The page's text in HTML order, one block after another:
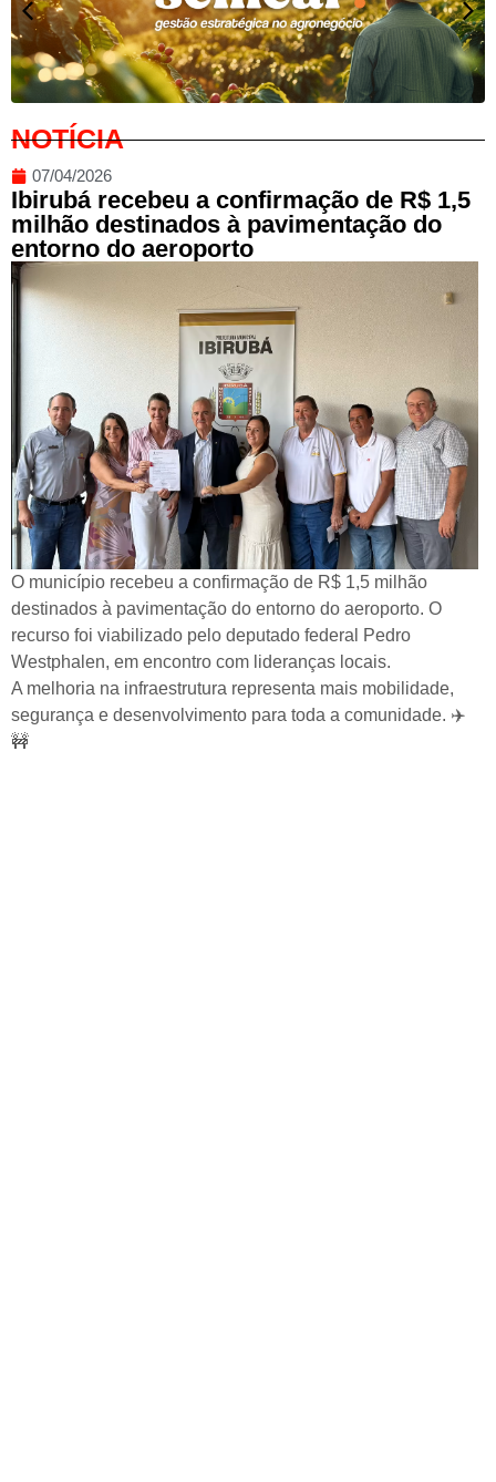
NOTÍCIA
07/04/2026
Ibirubá recebeu a confirmação de R$ 1,5
milhão destinados à pavimentação do
entorno do aeroporto
O município recebeu a confirmação de R$ 1,5 milhão
destinados à pavimentação do entorno do aeroporto. O
recurso foi viabilizado pelo deputado federal Pedro
Westphalen, em encontro com lideranças locais.
A melhoria na infraestrutura representa mais mobilidade,
segurança e desenvolvimento para toda a comunidade. ✈️
🚧